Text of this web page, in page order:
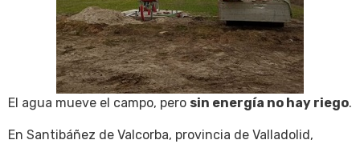
El agua mueve el campo, pero sin energía no hay riego.
En Santibáñez de Valcorba, provincia de Valladolid,